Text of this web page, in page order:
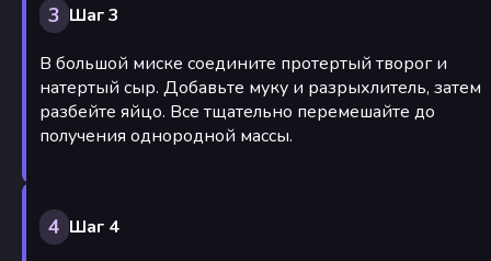
3 Шаг 3
В большой миске соедините протертый творог и
натертый сыр. Добавьте муку и разрыхлитель, затем
разбейте яйцо. Все тщательно перемешайте до
получения однородной массы.
4 Шаг 4